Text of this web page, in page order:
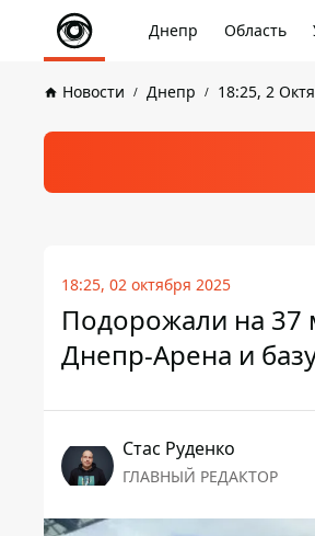
Днепр Область
Новости Днепр 18:25, 2
18:25, 02 октября 2025
Подорожали на 37
Днепр-Арена и
Стаc Руденко
ГЛАВНЫЙ РЕДАКТОР